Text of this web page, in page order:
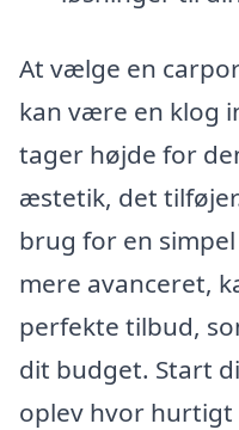
At vælge en
kan være en klog
tager højde for
æstetik, det
brug for en
mere avanceret,
perfekte tilbud,
dit budget. Start
oplev hvor hurtigt